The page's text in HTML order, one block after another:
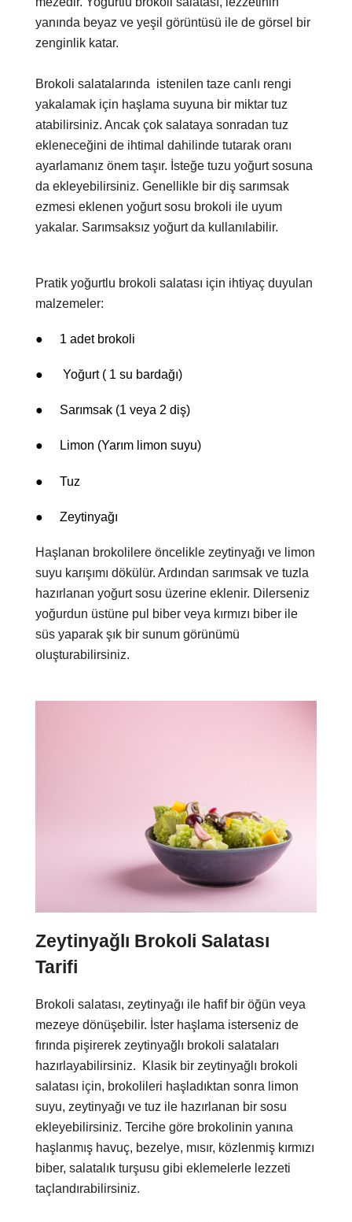
yanında beyaz ve yeşil görüntüsü ile de görsel bir
zenginlik katar.
Brokoli salatalarında istenilen taze canlı rengi
yakalamak için haşlama suyuna bir miktar tuz
atabilirsiniz. Ancak çok salataya sonradan tuz
ekleneceğini de ihtimal dahilinde tutarak oranı
ayarlamanız önem taşır. İsteğe tuzu yoğurt sosuna
da ekleyebilirsiniz. Genellikle bir diş sarımsak
ezmesi eklenen yoğurt sosu brokoli ile uyum
yakalar. Sarımsaksız yoğurt da kullanılabilir.
Pratik yoğurtlu brokoli salatası için ihtiyaç duyulan
malzemeler:
● 1 adet brokoli
● Yoğurt ( 1 su bardağı)
● Sarımsak (1 veya 2 diş)
● Limon (Yarım limon suyu)
● Tuz
● Zeytinyağı
Haşlanan brokolilere öncelikle zeytinyağı ve limon
suyu karışımı dökülür. Ardından sarımsak ve tuzla
hazırlanan yoğurt sosu üzerine eklenir. Dilerseniz
yoğurdun üstüne pul biber veya kırmızı biber ile
süs yaparak şık bir sunum görünümü
oluşturabilirsiniz.
Zeytinyağlı Brokoli Salatası
Tarifi
Brokoli salatası, zeytinyağı ile hafif bir öğün veya
mezeye dönüşebilir. İster haşlama isterseniz de
fırında pişirerek zeytinyağlı brokoli salataları
hazırlayabilirsiniz.
Klasik bir zeytinyağlı brokoli
salatası için, brokolileri haşladıktan sonra limon
suyu, zeytinyağı ve tuz ile hazırlanan bir sosu
ekleyebilirsiniz. Tercihe göre brokolinin yanına
haşlanmış havuç, bezelye, mısır, közlenmiş kırmızı
biber, salatalık turşusu gibi eklemelerle lezzeti
taçlandırabilirsiniz.